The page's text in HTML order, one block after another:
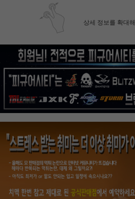
상세 정보를 확대